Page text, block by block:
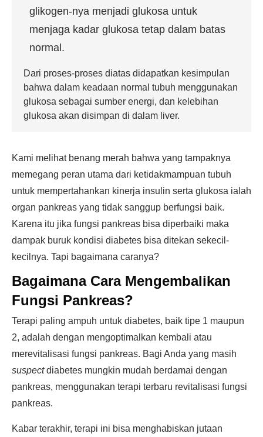
glikogen-nya menjadi glukosa untuk
menjaga kadar glukosa tetap dalam batas
normal.
Dari proses-proses diatas didapatkan kesimpulan
bahwa dalam keadaan normal tubuh menggunakan
glukosa sebagai sumber energi, dan kelebihan
glukosa akan disimpan di dalam liver.
Kami melihat benang merah bahwa yang tampaknya
memegang peran utama dari ketidakmampuan tubuh
untuk mempertahankan kinerja insulin serta glukosa ialah
organ pankreas yang tidak sanggup berfungsi baik.
Karena itu jika fungsi pankreas bisa diperbaiki maka
dampak buruk kondisi diabetes bisa ditekan sekecil-
kecilnya. Tapi bagaimana caranya?
Bagaimana Cara Mengembalikan
Fungsi Pankreas?
Terapi paling ampuh untuk diabetes, baik tipe 1 maupun
2, adalah dengan mengoptimalkan kembali atau
merevitalisasi fungsi pankreas. Bagi Anda yang masih
suspectdiabetes mungkin mudah berdamai dengan
pankreas, menggunakan terapi terbaru revitalisasi fungsi
pankreas.
Kabar terakhir, terapi ini bisa menghabiskan jutaan